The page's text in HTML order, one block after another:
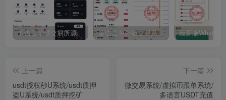
多语言华硕交易所源码/手机端uniapp电脑端vue.支持秒合约/币币/国际黄金/U本位合约/DeFi挖矿 多语言海外微交易系统源码/虚拟币黄金期货外汇微盘
上一篇
usdt授权秒U系统/usdt质押
盗U系统/usdt质押挖矿
下一篇
微交易系统/虚拟币跟单系统/
多语言USDT充值